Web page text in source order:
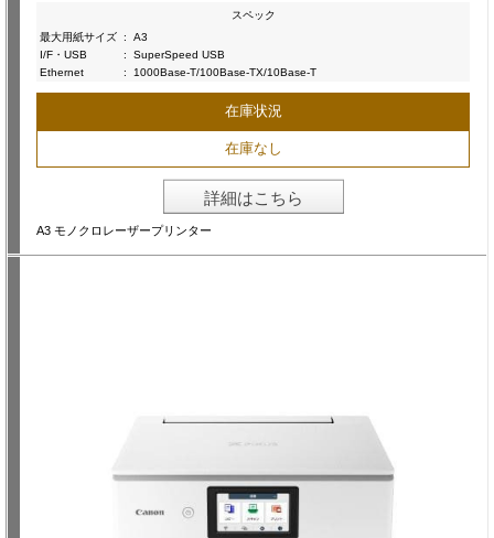
スペック
最大用紙サイズ :
A3
I/F・USB
:
SuperSpeed USB
Ethernet
: 1000Base-T/100Base-TX/10Base-T
在庫状況
在庫なし
詳細はこちら
A3 モノクロレーザープリンター